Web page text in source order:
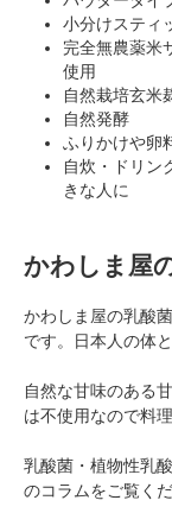
小分けスティ
完全無農薬米
使用
自然栽培玄米
自然発酵
ふりかけや卵
自炊・ドリン
きな人に
かわしま屋
かわしま屋の乳酸
です。日本人の体
自然な甘味のある
は不使用なので料
乳酸菌・植物性乳
のコラムをご覧くだ